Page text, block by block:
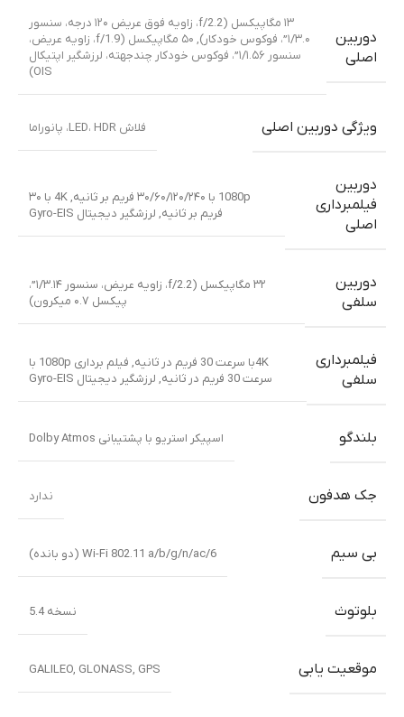
دوربین
اصلی
۱۳ مگاپیکسل (f/2.2، زاویه فوق عریض ۱۲۰ درجه، سنسور
۱/۳.۰”، فوکوس خودکار)
,
۵۰ مگاپیکسل (f/1.9، زاویه عریض،
سنسور ۱/۱.۵۶”، فوکوس خودکار چندجهته، لرزشگیر اپتیکال
OIS)
ویژگی دوربین اصلی فلاش LED، HDR، پانوراما
دوربین
فیلمبرداری
اصلی
1080p با ۳۰/۶۰/۱۲۰/۲۴۰ فریم بر ثانیه ,
4K با ۳۰
فریم بر ثانیه, لرزشگیر دیجیتال Gyro-EIS
دوربین
سلفی
۳۲ مگاپیکسل (f/2.2، زاویه عریض، سنسور ۱/۳.۱۴”،
پیکسل ۰.۷ میکرون)
فیلمبرداری
سلفی
4Kبا سرعت 30 فریم در ثانیه ,
فیلم برداری 1080p با
سرعت 30 فریم در ثانیه
, لرزشگیر دیجیتال Gyro-EIS
بلندگو اسپیکر استریو با پشتیبانی Dolby Atmos
جک هدفون ندارد
بی سیم Wi-Fi 802.11 a/b/g/n/ac/6 (دو بانده)
بلوتوث نسخه 5.4
موقعیت یابی GALILEO, GLONASS, GPS